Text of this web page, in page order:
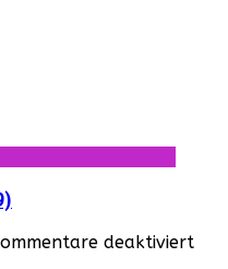
deaktiviertfür